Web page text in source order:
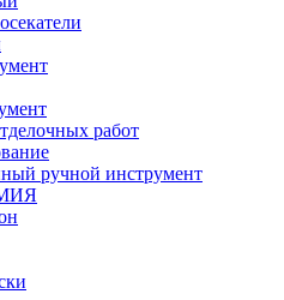
работ
ручной инструмент